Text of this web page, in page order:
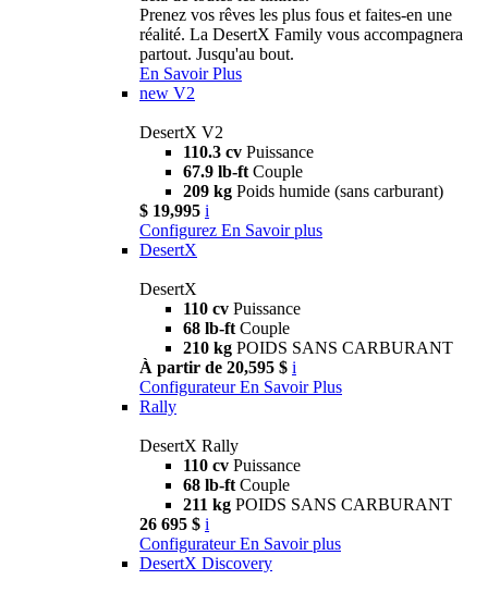
Prenez vos rêves les plus fous et faites-en une
réalité. La DesertX Family vous accompagnera
partout. Jusqu'au bout.
En Savoir Plus
new V2
DesertX V2
110.3 cv Puissance
67.9 lb-ft Couple
209 kg Poids humide (sans carburant)
$ 19,995 i
Configurez En Savoir plus
DesertX
DesertX
110 cv Puissance
68 lb-ft Couple
210 kg POIDS SANS CARBURANT
À partir de 20,595 $ i
Configurateur En Savoir Plus
Rally
DesertX Rally
110 cv Puissance
68 lb-ft Couple
211 kg POIDS SANS CARBURANT
26 695 $ i
Configurateur En Savoir plus
DesertX Discovery